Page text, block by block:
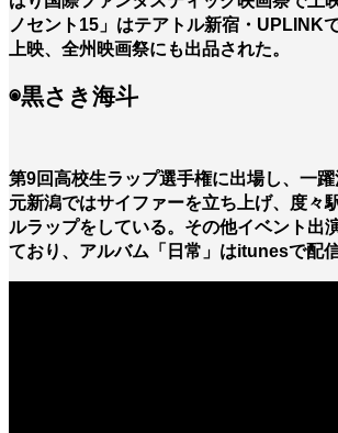
ノセント15」はテアトル新宿・UPLINK
上映、全州映画祭にも出品された。
◉黒さき海斗
第9回高校生ラップ選手権に出場し、一
元新潟ではサイファーを立ち上げ、度々
ルラップをしている。その他イベント出
ており、アルバム「日常」はitunesで配